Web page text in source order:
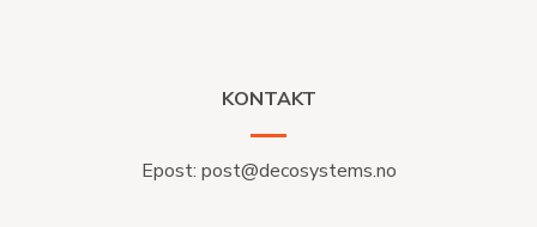
KONTAKT
Epost: post@decosystems.no